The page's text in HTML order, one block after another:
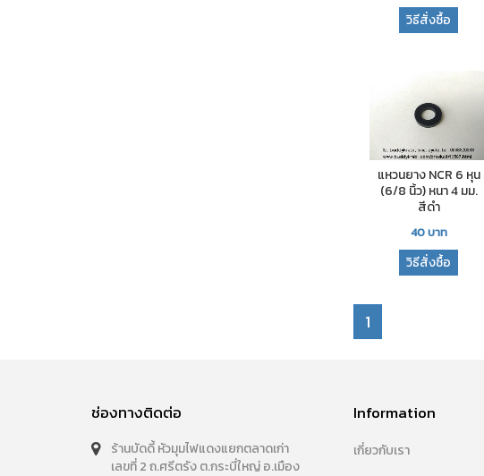
วิธีสั่งซื้อ
แหวนยาง NCR 6 หุน
(6/8 นิ้ว) หนา 4 มม.
สีดำ
40บาท
วิธีสั่งซื้อ
1
ช่องทางติดต่อ
ร้านบัดดี้ หัวมุมไฟแดงแยกตลาดเก่า
เลขที่ 2 ถ.ศรีตรัง ต.กระบี่ใหญ่ อ.เมือง
Information
เกี่ยวกับเรา